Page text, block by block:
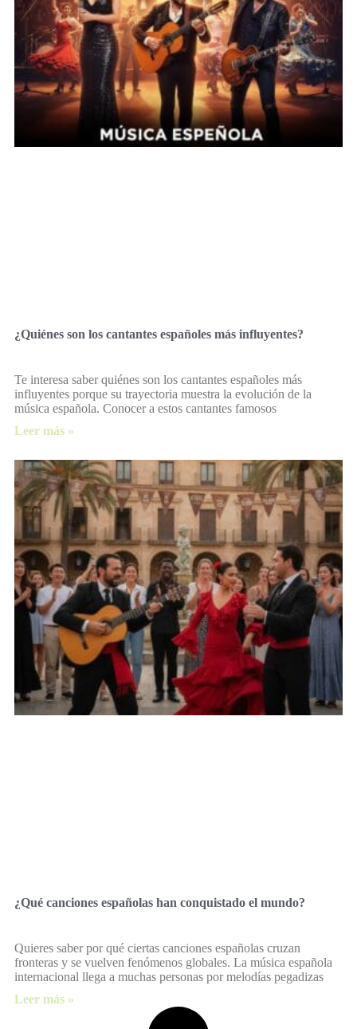
¿Quiénes son los cantantes españoles más influyentes?
Te interesa saber quiénes son los cantantes españoles más
influyentes porque su trayectoria muestra la evolución de la
música española. Conocer a estos cantantes famosos
Leer más »
¿Qué canciones españolas han conquistado el mundo?
Quieres saber por qué ciertas canciones españolas cruzan
fronteras y se vuelven fenómenos globales. La música española
internacional llega a muchas personas por melodías pegadizas
Leer más »